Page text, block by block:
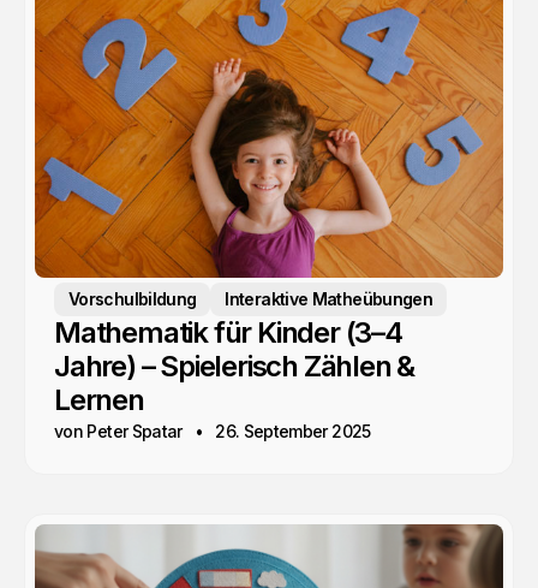
Vorschulbildung Interaktive Matheübungen
Mathematik für Kinder (3–4
Jahre) – Spielerisch Zählen &
Lernen
von Peter Spatar 26. September 2025